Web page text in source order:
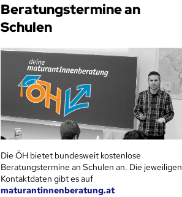
Beratungstermine an
Schulen
Die ÖH bietet bundesweit kostenlose
Beratungstermine an Schulen an. Die jeweiligen
Kontaktdaten gibt es auf
maturantinnenberatung.at